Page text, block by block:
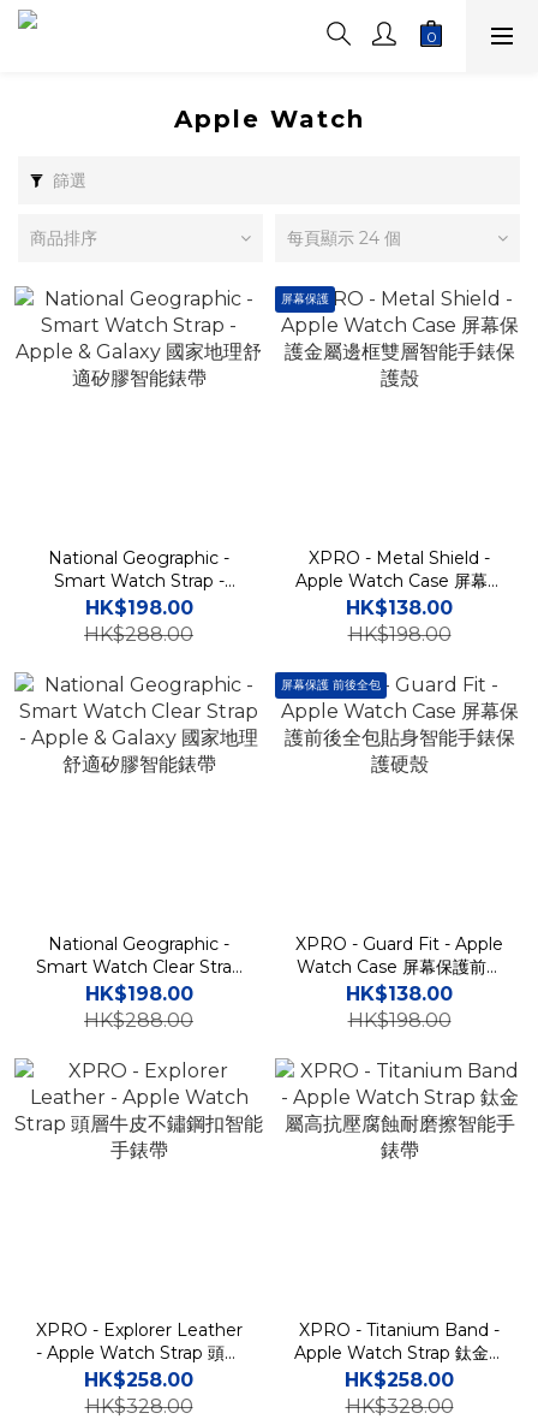
Apple Watch
篩選
商品排序 每頁顯示 24 個
National Geographic -
Smart Watch Strap -
Apple & Galaxy 國家地理舒
適矽膠智能錶帶
HK$198.00
HK$288.00
屏幕保護
XPRO - Metal Shield -
Apple Watch Case 屏幕保
護金屬邊框雙層智能手錶保
護殼
HK$138.00
HK$198.00
National Geographic -
Smart Watch Clear Strap
- Apple & Galaxy 國家地理
舒適矽膠智能錶帶
HK$198.00
HK$288.00
屏幕保護 前後全包
XPRO - Guard Fit - Apple
Watch Case 屏幕保護前後
全包貼身智能手錶保護硬殼
HK$138.00
HK$198.00
XPRO - Explorer Leather
- Apple Watch Strap 頭層
牛皮不鏽鋼扣智能手錶帶
HK$258.00
HK$328.00
XPRO - Titanium Band -
Apple Watch Strap 鈦金屬
高抗壓腐蝕耐磨擦智能手錶
帶
HK$258.00
HK$328.00